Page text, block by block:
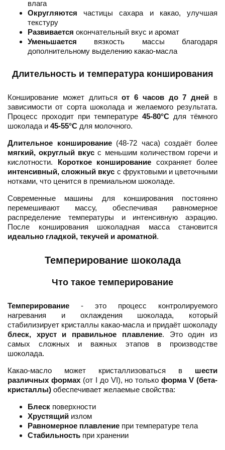
влага
Округляются частицы сахара и какао, улучшая
текстуру
Развивается окончательный вкус и аромат
Уменьшается вязкость массы благодаря
дополнительному выделению какао-масла
Длительность и температура конширования
Конширование может длитьсяот 6 часов до 7 дней в
зависимости от сорта шоколада и желаемого результата.
Процесс проходит при температуре 45-80°C для тёмного
шоколада и 45-55°C для молочного.
Длительное конширование(48-72 часа) создаёт более
мягкий, округлый вкус с меньшим количеством горечи и
кислотности. Короткое конширование сохраняет более
интенсивный, сложный вкус с фруктовыми и цветочными
нотками, что ценится в премиальном шоколаде.
Современные машины для конширования постоянно
перемешивают массу, обеспечивая равномерное
распределение температуры и интенсивную аэрацию.
После конширования шоколадная масса становится
идеально гладкой, текучей и ароматной.
Темперирование шоколада
Что такое темперирование
Темперирование - это процесс контролируемого
нагревания и охлаждения шоколада, который
стабилизирует кристаллы какао-масла и придаёт шоколаду
блеск, хруст и правильное плавление. Это один из
самых сложных и важных этапов в производстве
шоколада.
Какао-масло может кристаллизоваться в шести
различных формах(от I до VI), но толькоформа V (бета-
кристаллы) обеспечивает желаемые свойства:
Блеск поверхности
Хрустящий излом
Равномерное плавление при температуре тела
Стабильность при хранении